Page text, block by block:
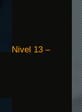
Nivel 13 –